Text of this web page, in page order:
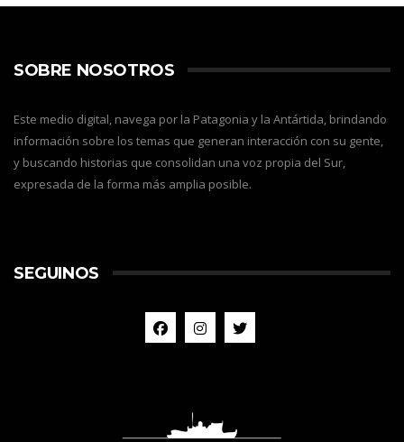
SOBRE NOSOTROS
Este medio digital, navega por la Patagonia y la Antártida, brindando
información sobre los temas que generan interacción con su gente,
y buscando historias que consolidan una voz propia del Sur,
expresada de la forma más amplia posible.
SEGUINOS